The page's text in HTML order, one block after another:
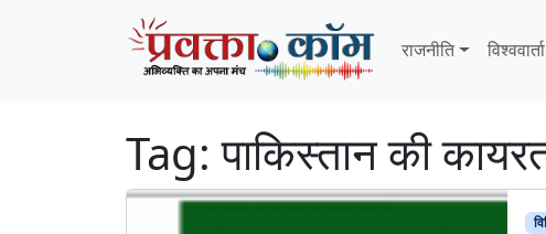
राजनीति
विश्ववार्ता
Tag:पाकिस्तान की